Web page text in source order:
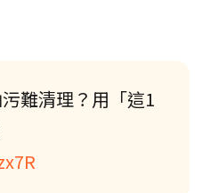
難清理？用「這1